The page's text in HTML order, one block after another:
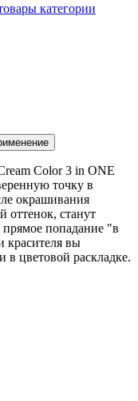
категории
Color 3 in ONE
точку в
окрашивания
оттенок, станут
попадание "в
красителя вы
в цветовой раскладке.